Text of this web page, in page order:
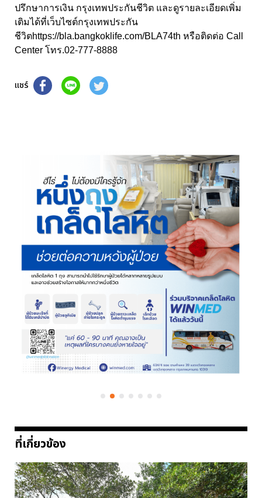
ปรึกษาการเงิน กรุงเทพประกันชีวิต และดูรายละเอียดเพิ่ม
เติมได้ที่เว็บไซต์กรุงเทพประกัน
ชีวิตhttps://bla.bangkoklife.com/BLA74th หรือติดต่อ Call
Center โทร.02-777-8888
แชร์
ที่เกี่ยวข้อง